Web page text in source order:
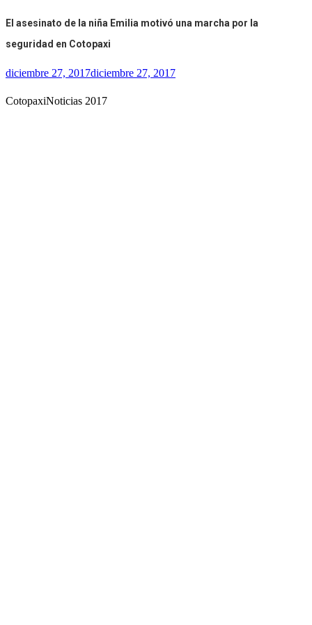
El asesinato de la niña Emilia motivó una marcha por la
seguridad en Cotopaxi
diciembre 27, 2017diciembre 27, 2017
CotopaxiNoticias 2017